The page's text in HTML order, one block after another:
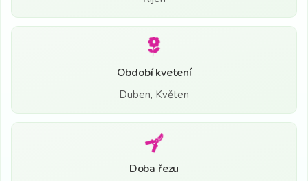
Období kvetení
Duben, Květen
Doba řezu